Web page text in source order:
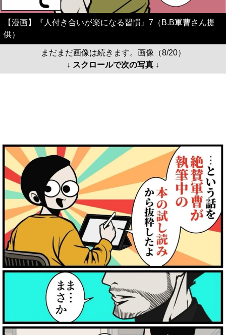
【漫画】『人付き合いが楽になる習慣』7（B.B軍曹さん提
供）
まだまだ画像は続きます。画像（8/20）
↓ スクロールで次の写真 ↓